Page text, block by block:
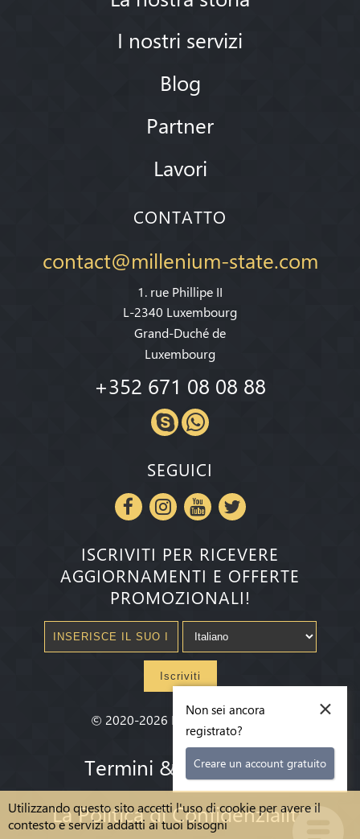
Utilizzando questo sito accetti l'uso di cookie per avere il
contesto e servizi addatti ai tuoi bisogni
I nostri servizi
Blog
Partner
Lavori
CONTATTO
contact@millenium-state.com
1. rue Phillipe II
L-2340 Luxembourg
Grand-Duché de
Luxembourg
+352 671 08 08 88
SEGUICI
ISCRIVITI PER RICEVERE
AGGIORNAMENTI E OFFERTE
PROMOZIONALI!
Iscriviti
© 2020-2026 Millenium State®
Termini & condizioni
La Politica di Confidenzialità
×
Non sei ancora
registrato?
Creare un account gratuito